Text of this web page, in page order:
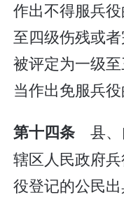
作出不得服兵
至四级伤残或
被评定为一级
当作出免服兵役
第十四条县
辖区人民政府
役登记的公民